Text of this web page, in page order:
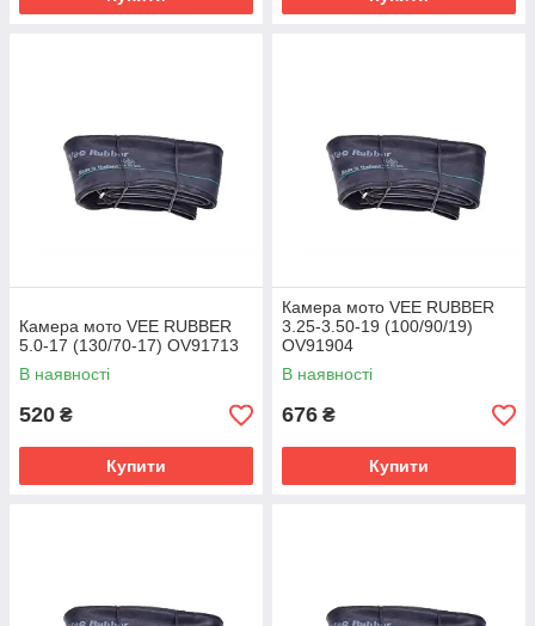
Камера мото VEE RUBBER
5.0-17 (130/70-17) OV91713
В наявності
520 ₴
Купити
Камера мото VEE RUBBER
3.25-3.50-19 (100/90/19)
OV91904
В наявності
676 ₴
Купити